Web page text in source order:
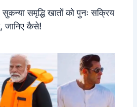
समृद्धि खातों को पुनः सक्रिय
जानिए कैसे!